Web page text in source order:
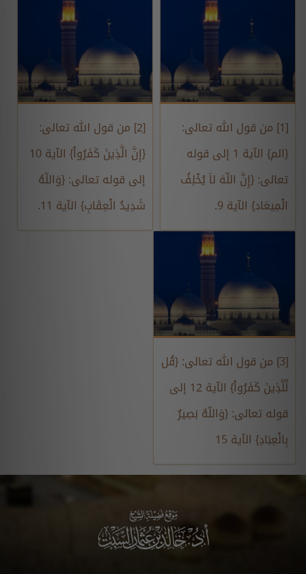
[1] من قول الله تعالى:
{الم} الآية 1 إلى قوله
تعالى: {إِنَّ اللّهَ لاَ يُخْلِفُ
الْمِيعَاد} الآية 9.
[2] من قول الله تعالى:
{إِنَّ الَّذِينَ كَفَرُواْ} الآية 10
إلى قوله تعالى: {وَاللّهُ
شَدِيدُ الْعِقَابِ} الآية 11.
[3] من قول الله تعالى: {قُل
لِّلَّذِينَ كَفَرُواْ} الآية 12 إلى
قوله تعالى: {وَاللّهُ بَصِيرٌ
بِالْعِبَادِ} الآية 15